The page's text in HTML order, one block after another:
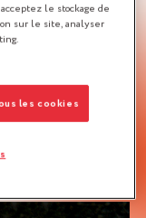
de 12 cm de
le stockage de
sur le site, analyser
les cookies